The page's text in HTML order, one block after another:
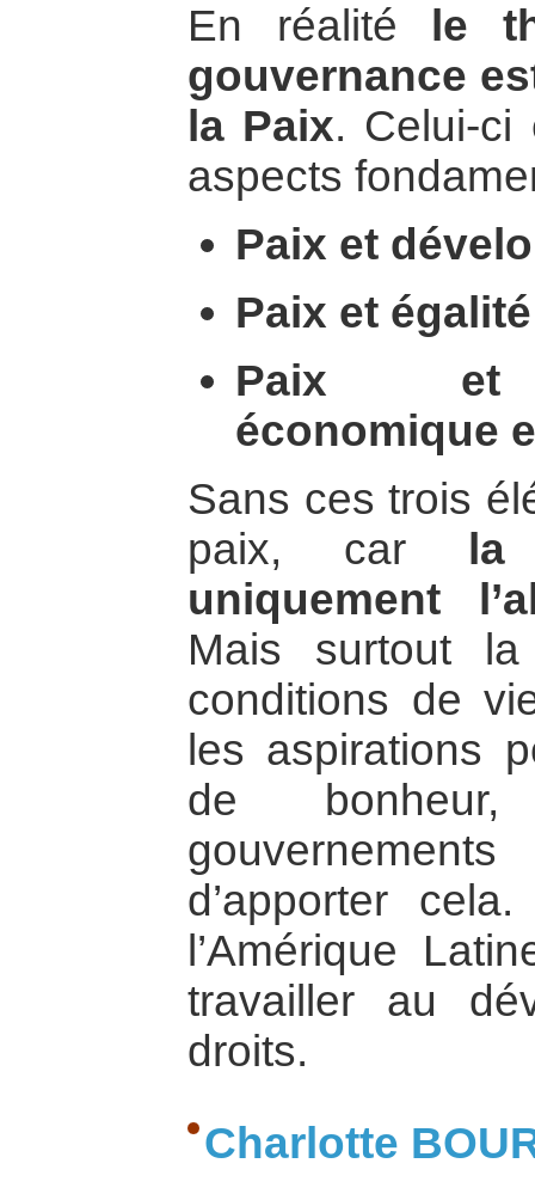
En réalité
le
gouvernance
la Paix. Celui-ci
aspects
Paix et
Paix et
Paix et
économique
Sans ces trois
paix, car
uniquement
Mais surtout
conditions de
les aspirations
de
d’apporter
l’Amérique
travailler au
droits.
Charlotte